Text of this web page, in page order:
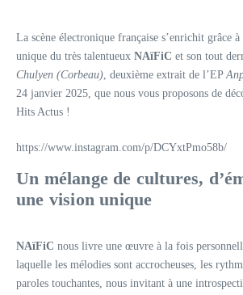
La scène électronique française s’enrichit grâce
unique du très talentueux NAïFiC et son tout
Chulyen (Corbeau), deuxième extrait de l’EP
24 janvier 2025, que nous vous proposons de
Hits Actus !
https://www.instagram.com/p/DCYxtPmo58b/
Un mélange de cultures,
une vision unique
NAïFiC nous livre une œuvre à la fois
laquelle les mélodies sont accrocheuses, les
paroles touchantes, nous invitant à une